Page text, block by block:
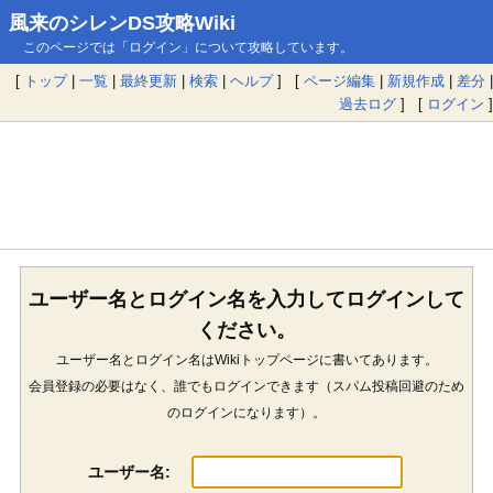
風来のシレンDS攻略Wiki
このページでは「ログイン」について攻略しています。
[ トップ| 一覧 | 最終更新 | 検索 | ヘルプ] [ ページ編集 | 新規作成 | 差分 |
過去ログ ] [ ログイン ]
ユーザー名とログイン名を入力してログインして
ください。
ユーザー名とログイン名はWikiトップページに書いてあります。
会員登録の必要はなく、誰でもログインできます（スパム投稿回避のため
のログインになります）。
ユーザー名: